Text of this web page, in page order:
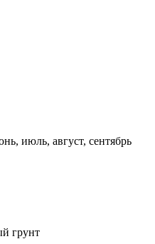
июль, август, сентябрь
грунт